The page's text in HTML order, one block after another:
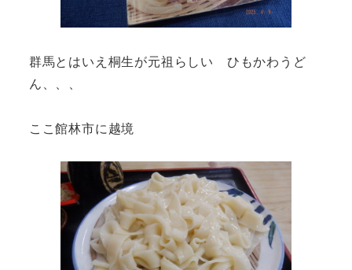
群馬とはいえ桐生が元祖らしい ひもかわうど
ん、、、
ここ館林市に越境